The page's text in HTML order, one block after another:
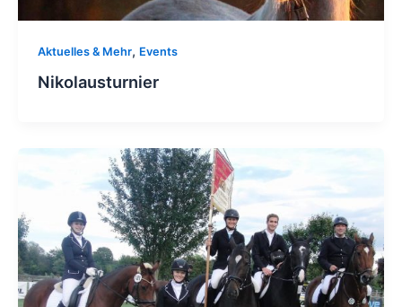
Aktuelles & Mehr, Events
Nikolausturnier